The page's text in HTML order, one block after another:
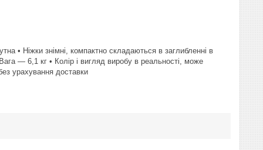
• Ніжки знімні, компактно складаються в заглибленні в
— 6,1 кг • Колір і вигляд виробу в реальності, може
урахування доставки